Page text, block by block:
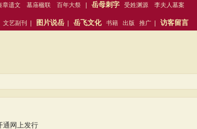
章遗文 墓庙楹联 百年大祭 岳母刺字 受姓渊源 李夫人墓案
文艺副刊 图片说岳| 岳飞文化 书籍 出版 推广| 访客留言
通网上发行